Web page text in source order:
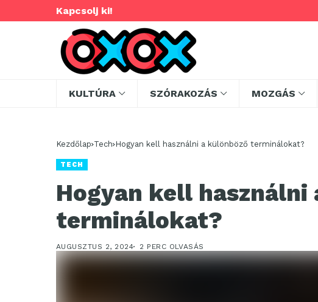
Kapcsolj ki!
KULTÚRA SZÓRAKOZÁS MOZGÁS
Kezdőlap Tech Hogyan kell használni a különböző terminálokat?
TECH
Hogyan kell használni
terminálokat?
AUGUSZTUS 2, 2024 2 PERC OLVASÁS